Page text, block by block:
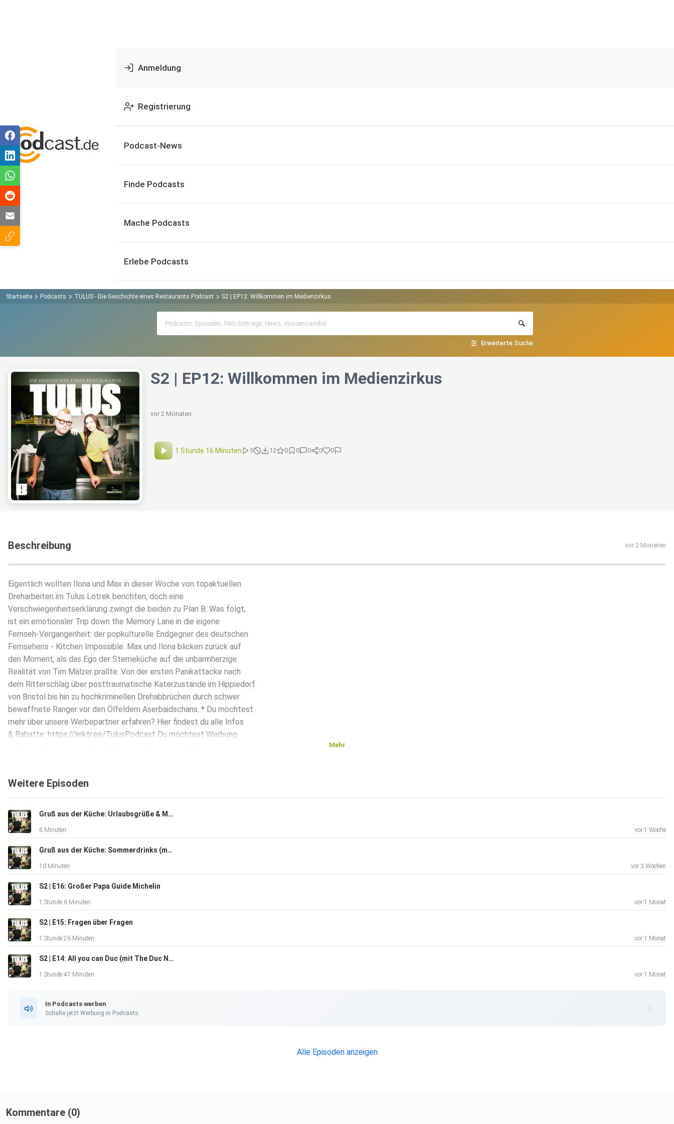
Anmeldung
Registrierung
Podcast-News
Finde Podcasts
Mache Podcasts
Erlebe Podcasts
Startseite Podcasts TULUS - Die Geschichte eines Restaurants Podcast S2 | EP12: Willkommen im Medienzirkus
Erweiterte Suche
S2 | EP12: Willkommen im Medienzirkus
vor 2 Monaten
1 Stunde 16 Minuten 5 12 0 0 0 0 0
Beschreibung vor 2 Monaten
Eigentlich wollten Ilona und Max in dieser Woche von topaktuellen
Dreharbeiten im Tulus Lotrek berichten, doch eine
Verschwiegenheitserklärung zwingt die beiden zu Plan B. Was folgt,
ist ein emotionaler Trip down the Memory Lane in die eigene
Fernseh-Vergangenheit: der popkulturelle Endgegner des deutschen
Fernsehens - Kitchen Impossible. Max und Ilona blicken zurück auf
den Moment, als das Ego der Sterneküche auf die unbarmherzige
Realität von Tim Mälzer prallte. Von der ersten Panikattacke nach
dem Ritterschlag über posttraumatische Katerzustände im Hippiedorf
von Bristol bis hin zu hochkriminellen Drehabbrüchen durch schwer
bewaffnete Ranger vor den Ölfeldern Aserbaidschans. * Du möchtest
mehr über unsere Werbepartner erfahren? Hier findest du alle Infos
& Rabatte: https://linktr.ee/TulusPodcast Du möchtest Werbung
Mehr
Weitere Episoden
Gruß aus der Küche: Urlaubsgrüße & Menü-Preview aus Spanien
6 Minuten vor 1 Woche
Gruß aus der Küche: Sommerdrinks (mit Felix Fuchs)
10 Minuten vor 3 Wochen
S2 | E16: Großer Papa Guide Michelin
1 Stunde 6 Minuten vor 1 Monat
S2 | E15: Fragen über Fragen
1 Stunde 26 Minuten vor 1 Monat
S2 | E14: All you can Duc (mit The Duc Ngo)
1 Stunde 47 Minuten vor 1 Monat
In Podcasts werben
Schalte jetzt Werbung in Podcasts.
Alle Episoden anzeigen
Kommentare (0)